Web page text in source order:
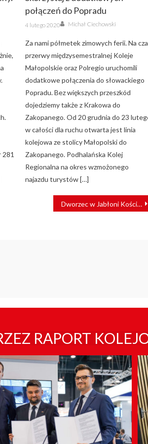
281
połączeń do Popradu
Posted
on
4 lutego 2020 Author
Michał Ciechowski
Za nami półmetek zimowych ferii. Na
przerwy międzysemestralnej Koleje
Małopolskie oraz Polregio uruchomili
dodatkowe połączenia do słowackiego
Popradu. Bez większych przeszkód
dojedziemy także z Krakowa do
Zakopanego. Od 20 grudnia do 23
w całości dla ruchu otwarta jest linia
kolejowa ze stolicy Małopolski do
Zakopanego. Podhalańska Kolej
Regionalna na okres wzmożonego
najazdu turystów […]
Dworzec w Jabłoni Kościelnej oddany do użytku [ZDJĘCIA]
RAPORT